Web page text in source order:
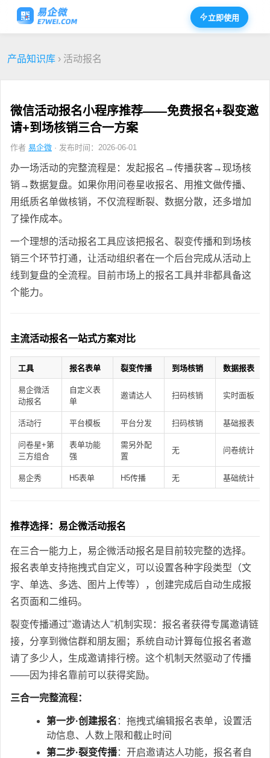
立即使用
产品知识库 › 活动报名
微信活动报名小程序推荐——免费报名+裂变邀
请+到场核销三合一方案
作者 易企微 · 发布时间：2026-06-01
办一场活动的完整流程是：发起报名→传播获客→现场核
销→数据复盘。如果你用问卷星收报名、用推文做传播、
用纸质名单做核销，不仅流程断裂、数据分散，还多增加
了操作成本。
一个理想的活动报名工具应该把报名、裂变传播和到场核
销三个环节打通，让活动组织者在一个后台完成从活动上
线到复盘的全流程。目前市场上的报名工具并非都具备这
个能力。
主流活动报名一站式方案对比
工具 报名表单 裂变传播 到场核销 数据报表
易企微活
动报名
自定义表
单
邀请达人 扫码核销 实时面板
活动行 平台模板 平台分发 扫码核销 基础报表
问卷星+第
三方组合
表单功能
强
需另外配
置
无 问卷统计
易企秀 H5表单 H5传播 无 基础统计
推荐选择：易企微活动报名
在三合一能力上，易企微活动报名是目前较完整的选择。
报名表单支持拖拽式自定义，可以设置各种字段类型（文
字、单选、多选、图片上传等），创建完成后自动生成报
名页面和二维码。
裂变传播通过"邀请达人"机制实现：报名者获得专属邀请链
接，分享到微信群和朋友圈；系统自动计算每位报名者邀
请了多少人，生成邀请排行榜。这个机制天然驱动了传播
——因为排名靠前可以获得奖励。
三合一完整流程：
第一步·创建报名 ：拖拽式编辑报名表单，设置活
动信息、人数上限和截止时间
第二步·裂变传播：开启邀请达人功能，报名者自